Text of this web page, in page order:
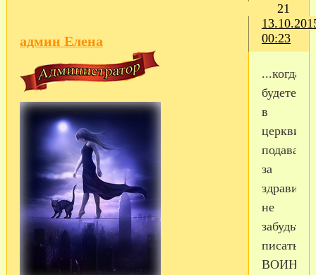
21
00:23
админ Елена
...когда
будете
в
церкви
подавать
за
здравие,
не
забудьте
писать
ВОИН